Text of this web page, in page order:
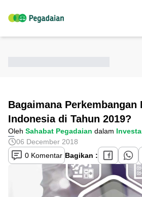
Bagaimana Perkembangan
Indonesia di Tahun 2019?
Oleh Sahabat Pegadaian dalam
06 December 2018
0 Komentar Bagikan :